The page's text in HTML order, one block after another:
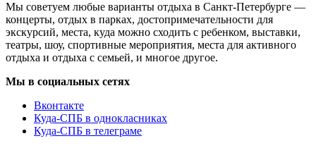
Мы советуем любые варианты отдыха в Санкт-Петербурге —
концерты, отдых в парках, достопримечательности для
экскурсий, места, куда можно сходить с ребенком, выставки,
театры, шоу, спортивные мероприятия, места для активного
отдыха и отдыха с семьей, и многое другое.
Мы в социальных сетях
Вконтакте
Куда-СПБ в однокласниках
Куда-СПБ в телеграме